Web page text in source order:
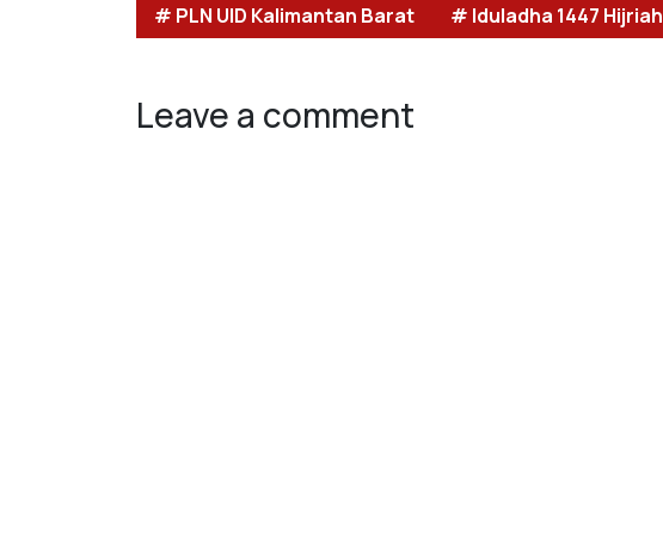
# PLN UID Kalimantan Barat # Iduladha 1447 Hijriah
Leave a comment